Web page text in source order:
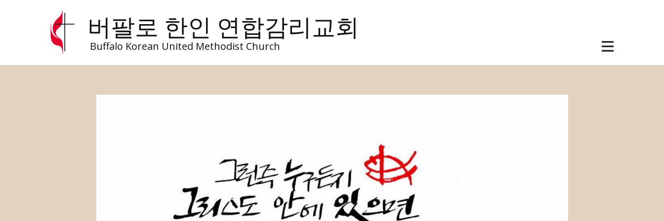
버팔로 한인 연합감리교회
Buffalo Korean United Methodist Church